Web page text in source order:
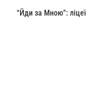
“Йди за Мною”: